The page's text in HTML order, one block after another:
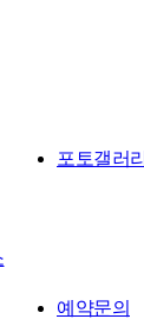
포토갤러리
예약문의